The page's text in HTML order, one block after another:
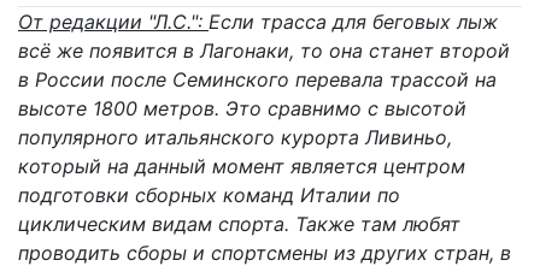
От редакции "Л.С.": Если трасса для беговых лыж
всё же появится в Лагонаки, то она станет второй
в России после Семинского перевала трассой на
высоте 1800 метров. Это сравнимо с высотой
популярного итальянского курорта Ливиньо,
который на данный момент является центром
подготовки сборных команд Италии по
циклическим видам спорта. Также там любят
проводить сборы и спортсмены из других стран, в